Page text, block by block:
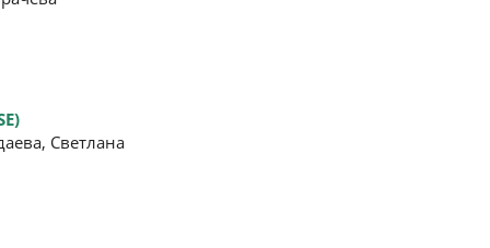
Светлана